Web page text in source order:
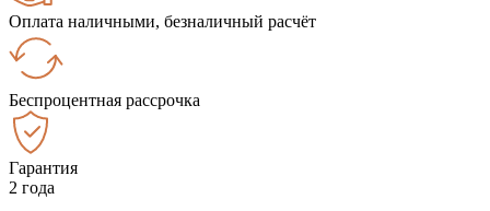
Оплата наличными, безналичный расчёт
Беспроцентная рассрочка
Гарантия
2 года